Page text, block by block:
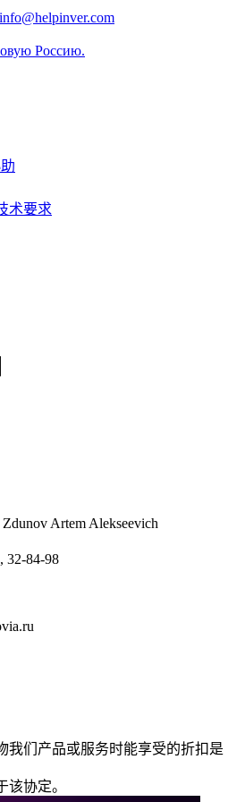
info@helpinver.com
术要求
Zdunov Artem Alekseevich
32-84-98
我们产品或服务时能享受的折扣是
协定。